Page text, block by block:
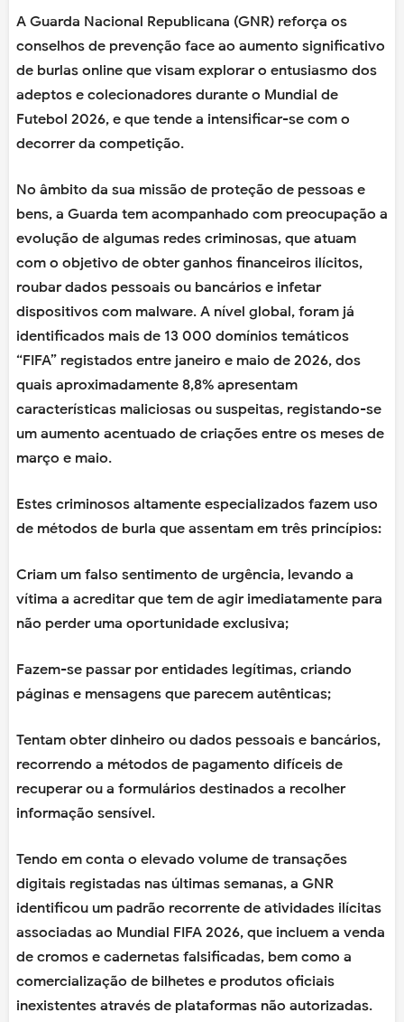
A Guarda Nacional Republicana (GNR) reforça os
conselhos de prevenção face ao aumento significativo
de burlas online que visam explorar o entusiasmo dos
adeptos e colecionadores durante o Mundial de
Futebol 2026, e que tende a intensificar-se com o
decorrer da competição.
No âmbito da sua missão de proteção de pessoas e
bens, a Guarda tem acompanhado com preocupação a
evolução de algumas redes criminosas, que atuam
com o objetivo de obter ganhos financeiros ilícitos,
roubar dados pessoais ou bancários e infetar
dispositivos com malware. A nível global, foram já
identificados mais de 13 000 domínios temáticos
“FIFA” registados entre janeiro e maio de 2026, dos
quais aproximadamente 8,8% apresentam
características maliciosas ou suspeitas, registando-se
um aumento acentuado de criações entre os meses de
março e maio.
Estes criminosos altamente especializados fazem uso
de métodos de burla que assentam em três princípios:
Criam um falso sentimento de urgência, levando a
vítima a acreditar que tem de agir imediatamente para
não perder uma oportunidade exclusiva;
Fazem-se passar por entidades legítimas, criando
páginas e mensagens que parecem autênticas;
Tentam obter dinheiro ou dados pessoais e bancários,
recorrendo a métodos de pagamento difíceis de
recuperar ou a formulários destinados a recolher
informação sensível.
Tendo em conta o elevado volume de transações
digitais registadas nas últimas semanas, a GNR
identificou um padrão recorrente de atividades ilícitas
associadas ao Mundial FIFA 2026, que incluem a venda
de cromos e cadernetas falsificadas, bem como a
comercialização de bilhetes e produtos oficiais
inexistentes através de plataformas não autorizadas.